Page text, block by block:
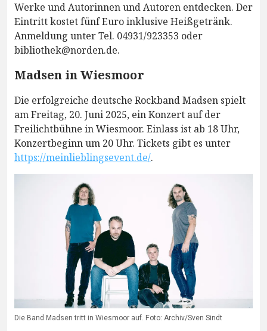
Werke und Autorinnen und Autoren entdecken. Der
Eintritt kostet fünf Euro inklusive Heißgetränk.
Anmeldung unter Tel. 04931/923353 oder
bibliothek@norden.de.
Madsen in Wiesmoor
Die erfolgreiche deutsche Rockband Madsen spielt
am Freitag, 20. Juni 2025, ein Konzert auf der
Freilichtbühne in Wiesmoor. Einlass ist ab 18 Uhr,
Konzertbeginn um 20 Uhr. Tickets gibt es unter
https://meinlieblingsevent.de/.
Die Band Madsen tritt in Wiesmoor auf. Foto: Archiv/Sven Sindt